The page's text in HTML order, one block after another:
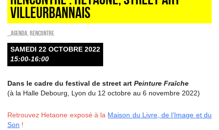
villeurbannais
_Agenda Rencontre
SAMEDI 22 OCTOBRE 2022
15:00-16:00
Dans le cadre du festival de street art Peinture Fraîche
(à la Halle Debourg, Lyon du 12 octobre au 6 novembre 2022)
Retrouvez Hetaone exposé à la Maison du Livre, de l’Image et du
Son !